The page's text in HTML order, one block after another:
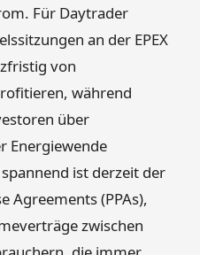
Für Daytrader
an der EPEX
von
während
über
Energiewende
ist derzeit der
Agreements (PPAs),
zwischen